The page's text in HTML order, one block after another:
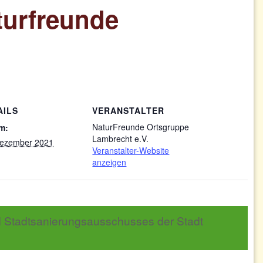
2021
VERANSTALTER
NaturFreunde Ortsgruppe
Lambrecht e.V.
Veranstalter-Website
anzeigen
der Stadt